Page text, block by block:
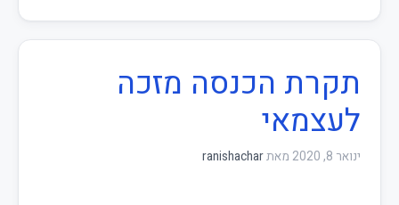
תקרת הכנסה מזכה
לעצמאי
ינואר 8, 2020 מאתranishachar